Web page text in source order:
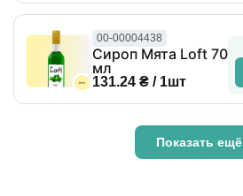
00-00004438
Сироп Мята Loft 700
мл
131.24 ₴ / 1шт
Показать ещё